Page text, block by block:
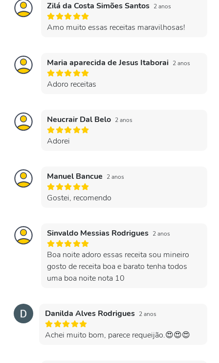
Zilá da Costa Simões Santos 2 anos
Amo muito essas receitas maravilhosas!
Maria aparecida de Jesus Itaborai 2 anos
Adoro receitas
Neucrair Dal Belo 2 anos
Adorei
Manuel Bancue 2 anos
Gostei, recomendo
Sinvaldo Messias Rodrigues 2 anos
Boa noite adoro essas receita sou mineiro
gosto de receita boa e barato tenha todos
uma boa noite nota 10
Danilda Alves Rodrigues 2 anos
Achei muito bom, parece requeijão.😍😍😍